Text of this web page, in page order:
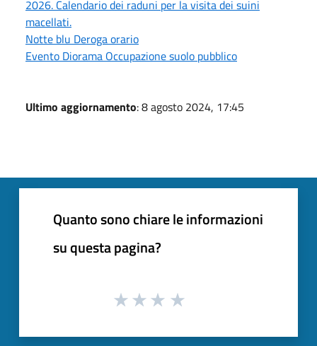
2026. Calendario dei raduni per la visita dei suini
macellati.
Notte blu Deroga orario
Evento Diorama Occupazione suolo pubblico
Ultimo aggiornamento: 8 agosto 2024, 17:45
Quanto sono chiare le informazioni
su questa pagina?